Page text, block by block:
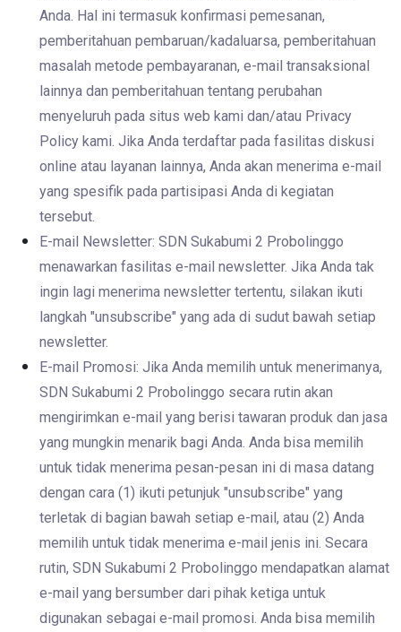
Anda. Hal ini termasuk konfirmasi pemesanan,
pemberitahuan pembaruan/kadaluarsa, pemberitahuan
masalah metode pembayaranan, e-mail transaksional
lainnya dan pemberitahuan tentang perubahan
menyeluruh pada situs web kami dan/atau Privacy
Policy kami. Jika Anda terdaftar pada fasilitas diskusi
online atau layanan lainnya, Anda akan menerima e-mail
yang spesifik pada partisipasi Anda di kegiatan
tersebut.
E-mail Newsletter: SDN Sukabumi 2 Probolinggo
menawarkan fasilitas e-mail newsletter. Jika Anda tak
ingin lagi menerima newsletter tertentu, silakan ikuti
langkah "unsubscribe" yang ada di sudut bawah setiap
newsletter.
E-mail Promosi: Jika Anda memilih untuk menerimanya,
SDN Sukabumi 2 Probolinggo secara rutin akan
mengirimkan e-mail yang berisi tawaran produk dan jasa
yang mungkin menarik bagi Anda. Anda bisa memilih
untuk tidak menerima pesan-pesan ini di masa datang
dengan cara (1) ikuti petunjuk "unsubscribe" yang
terletak di bagian bawah setiap e-mail, atau (2) Anda
memilih untuk tidak menerima e-mail jenis ini. Secara
rutin, SDN Sukabumi 2 Probolinggo mendapatkan alamat
e-mail yang bersumber dari pihak ketiga untuk
digunakan sebagai e-mail promosi. Anda bisa memilih